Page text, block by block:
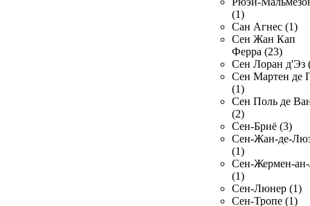
(1)
Сан Агнес (1)
Сен Жан Кап
Ферра (23)
Сен Лоран д'Эз
Сен Мартен де
(1)
Сен Поль де
(2)
Сен-Бриё (3)
Сен-Жан-де-
(1)
Сен-Жермен-
(1)
Сен-Люнер (1)
Сен-Тропе (1)